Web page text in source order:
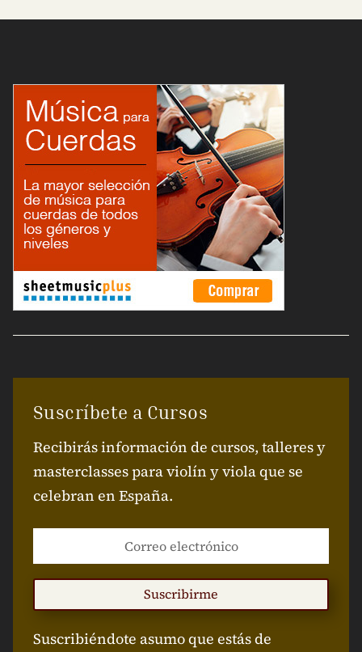
Suscríbete a Cursos
Recibirás información de cursos, talleres y
masterclasses para violín y viola que se
celebran en España.
Suscribirme
Suscribiéndote asumo que estás de